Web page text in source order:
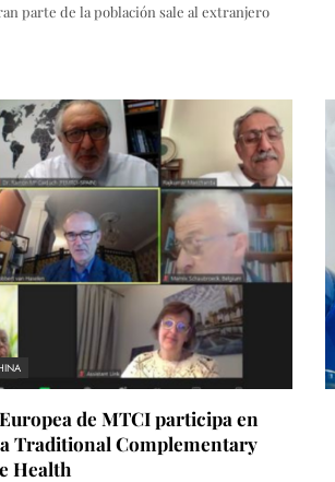
parte de la población sale al extranjero
de MTCI participa en
Traditional Complementary
Health